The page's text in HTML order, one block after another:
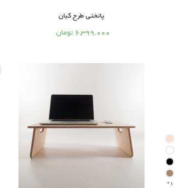
پاتختی طرح کیان


6,399,000 تومان
1
